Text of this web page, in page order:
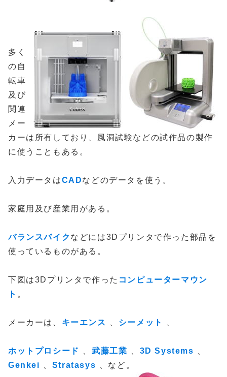
多く
の自
転車
及び
関連
メー
カーは所有しており、風洞試験などの試作品の製作
に使うこともある。
入力データはCADなどのデータを使う。
家庭用及び産業用がある。
バランスバイク などには3Dプリンタで作った部品を
使っているものがある。
下図は3Dプリンタで作った コンピューターマウン
ト 。
メーカーは、 キーエンス シーメット
ホットプロシード 、武藤工業 3D Systems
Genkei
Stratasys 、など。